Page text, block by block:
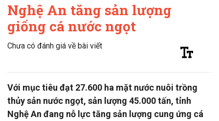
Nghệ An tăng sản lượng
giống cá nước ngọt
Chưa có đánh giá về bài viết
Với mục tiêu đạt 27.600 ha mặt nước nuôi trồng
thủy sản nước ngọt, sản lượng 45.000 tấn, tỉnh
Nghệ An đang nỗ lực tăng sản lượng cung ứng cá